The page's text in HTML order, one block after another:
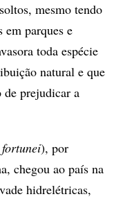
mesmo tendo
em parques e
toda espécie
natural e que
prejudicar a
), por
chegou ao país na
hidrelétricas,